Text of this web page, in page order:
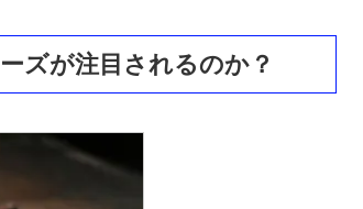
ズが注目されるのか？